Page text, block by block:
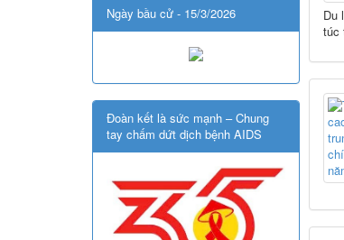
Du
túc
Ngày bầu cử - 15/3/2026
Đoàn kết là sức mạnh – Chung
tay chấm dứt dịch bệnh AIDS